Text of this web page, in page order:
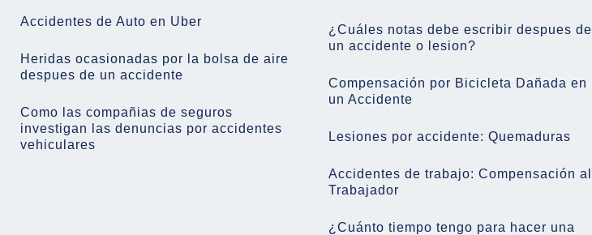
Accidentes de Auto en Uber
Heridas ocasionadas por la bolsa de aire
despues de un accidente
Como las compañias de seguros
investigan las denuncias por accidentes
vehiculares
¿Cuáles notas debe escribir despues de
un accidente o lesion?
Compensación por Bicicleta Dañada en
un Accidente
Lesiones por accidente: Quemaduras
Accidentes de trabajo: Compensación al
Trabajador
¿Cuánto tiempo tengo para hacer una